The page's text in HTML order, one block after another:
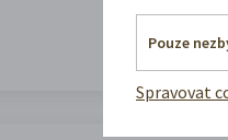
Pouze
Spravovat